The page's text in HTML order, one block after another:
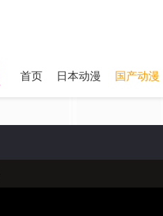
首页 日本动漫 国产动漫